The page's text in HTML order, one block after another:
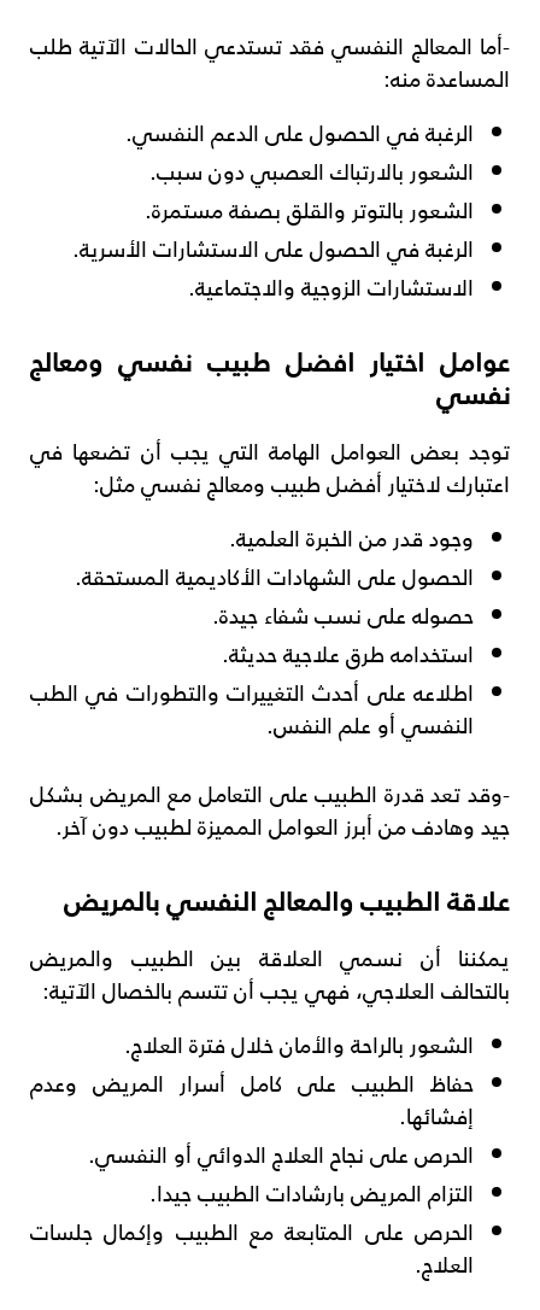
-أما المعالج النفسي فقد تستدعي الحالات الآتية طلب
المساعدة منه:
الرغبة في الحصول على الدعم النفسي.
الشعور بالارتباك العصبي دون سبب.
الشعور بالتوتر والقلق بصفة مستمرة.
الرغبة في الحصول على الاستشارات الأسرية.
الاستشارات الزوجية والاجتماعية.
عوامل اختيار افضل طبيب نفسي ومعالج
نفسي
توجد بعض العوامل الهامة التي يجب أن تضعها في
اعتبارك لاختيار أفضل طبيب ومعالج نفسي مثل:
وجود قدر من الخبرة العلمية.
الحصول على الشهادات الأكاديمية المستحقة.
حصوله على نسب شفاء جيدة.
استخدامه طرق علاجية حديثة.
اطلاعه على أحدث التغييرات والتطورات في الطب
النفسي أو علم النفس.
-وقد تعد قدرة الطبيب على التعامل مع المريض بشكل
جيد وهادف من أبرز العوامل المميزة لطبيب دون آخر.
علاقة الطبيب والمعالج النفسي بالمريض
يمكننا أن نسمي العلاقة بين الطبيب والمريض
بالتحالف العلاجي، فهي يجب أن تتسم بالخصال الآتية:
الشعور بالراحة والأمان خلال فترة العلاج.
حفاظ الطبيب على كامل أسرار المريض وعدم
إفشائها.
الحرص على نجاح العلاج الدوائي أو النفسي.
التزام المريض بارشادات الطبيب جيدا.
الحرص على المتابعة مع الطبيب وإكمال جلسات
العلاج.